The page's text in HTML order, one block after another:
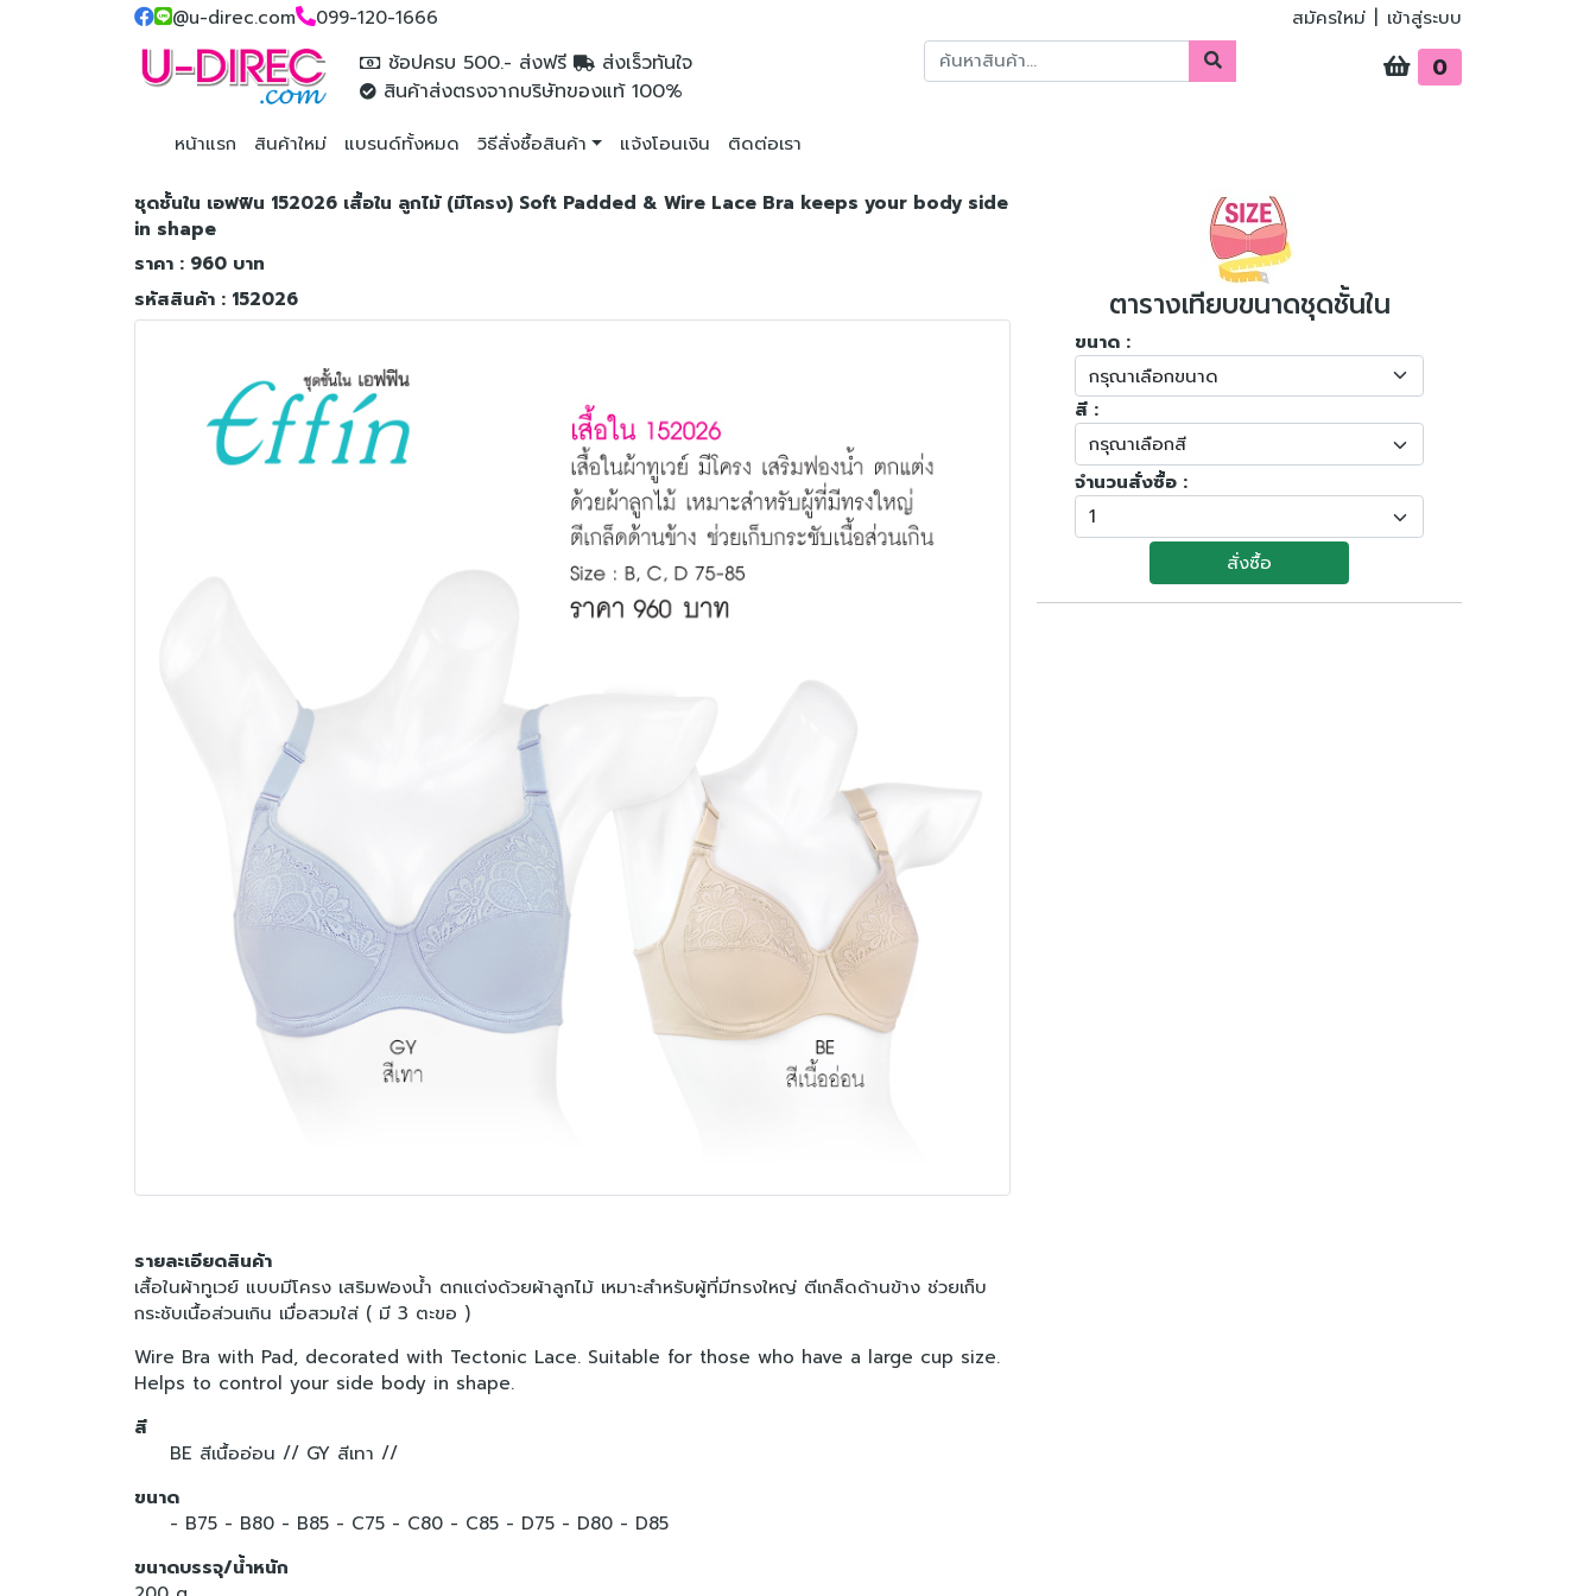
@u-direc.com 099-120-1666 สมัครใหม่ เข้าสู่ระบบ
ช้อปครบ 500.- ส่งฟรี
ส่งเร็วทันใจ
สินค้าส่งตรงจากบริษัทของแท้ 100%
0
หน้าแรก สินค้าใหม่ แบรนด์ทั้งหมด วิธีสั่งซื้อสินค้า แจ้งโอนเงิน ติดต่อเรา
ชุดชั้นใน เอฟฟิน 152026 เสื้อใน ลูกไม้ (มีโครง) Soft Padded & Wire Lace Bra keeps your body side
in shape
ราคา : 960 บาท
รหัสสินค้า : 152026
รายละเอียดสินค้า
เสื้อในผ้าทูเวย์ แบบมีโครง เสริมฟองน้ำ ตกแต่งด้วยผ้าลูกไม้ เหมาะสำหรับผู้ที่มีทรงใหญ่ ตีเกล็ดด้านข้าง ช่วยเก็บ
กระชับเนื้อส่วนเกิน เมื่อสวมใส่ ( มี 3 ตะขอ )
Wire Bra with Pad, decorated with Tectonic Lace. Suitable for those who have a large cup size.
Helps to control your side body in shape.
สี
BE สีเนื้ออ่อน // GY สีเทา //
ขนาด
- B75 - B80 - B85 - C75 - C80 - C85 - D75 - D80 - D85
ขนาดบรรจุ/น้ำหนัก
ตารางเทียบขนาดชุดชั้นใน
ขนาด :
สี :
จำนวนสั่งซื้อ :
สั่งซื้อ